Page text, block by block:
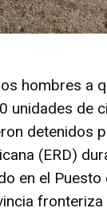
hombres a
unidades de
detenidos
(ERD)
en el Puesto
fronteriza